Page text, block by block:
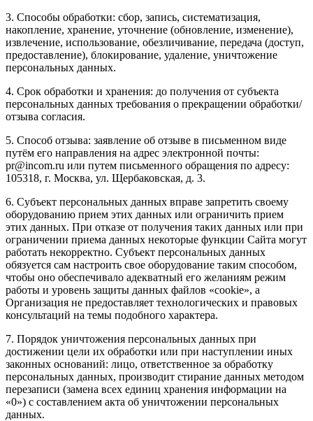
3. Способы обработки: сбор, запись, систематизация,
накопление, хранение, уточнение (обновление, изменение),
извлечение, использование, обезличивание, передача (доступ,
предоставление), блокирование, удаление, уничтожение
персональных данных.
4. Срок обработки и хранения: до получения от субъекта
персональных данных требования о прекращении обработки/
отзыва согласия.
5. Способ отзыва: заявление об отзыве в письменном виде
путём его направления на адрес электронной почты:
pr@incom.ru или путем письменного обращения по адресу:
105318, г. Москва, ул. Щербаковская, д. 3.
6. Субъект персональных данных вправе запретить своему
оборудованию прием этих данных или ограничить прием
этих данных. При отказе от получения таких данных или при
ограничении приема данных некоторые функции Сайта могут
работать некорректно. Субъект персональных данных
обязуется сам настроить свое оборудование таким способом,
чтобы оно обеспечивало адекватный его желаниям режим
работы и уровень защиты данных файлов «cookie», а
Организация не предоставляет технологических и правовых
консультаций на темы подобного характера.
7. Порядок уничтожения персональных данных при
достижении цели их обработки или при наступлении иных
законных оснований: лицо, ответственное за обработку
персональных данных, производит стирание данных методом
перезаписи (замена всех единиц хранения информации на
«0») с составлением акта об уничтожении персональных
данных.